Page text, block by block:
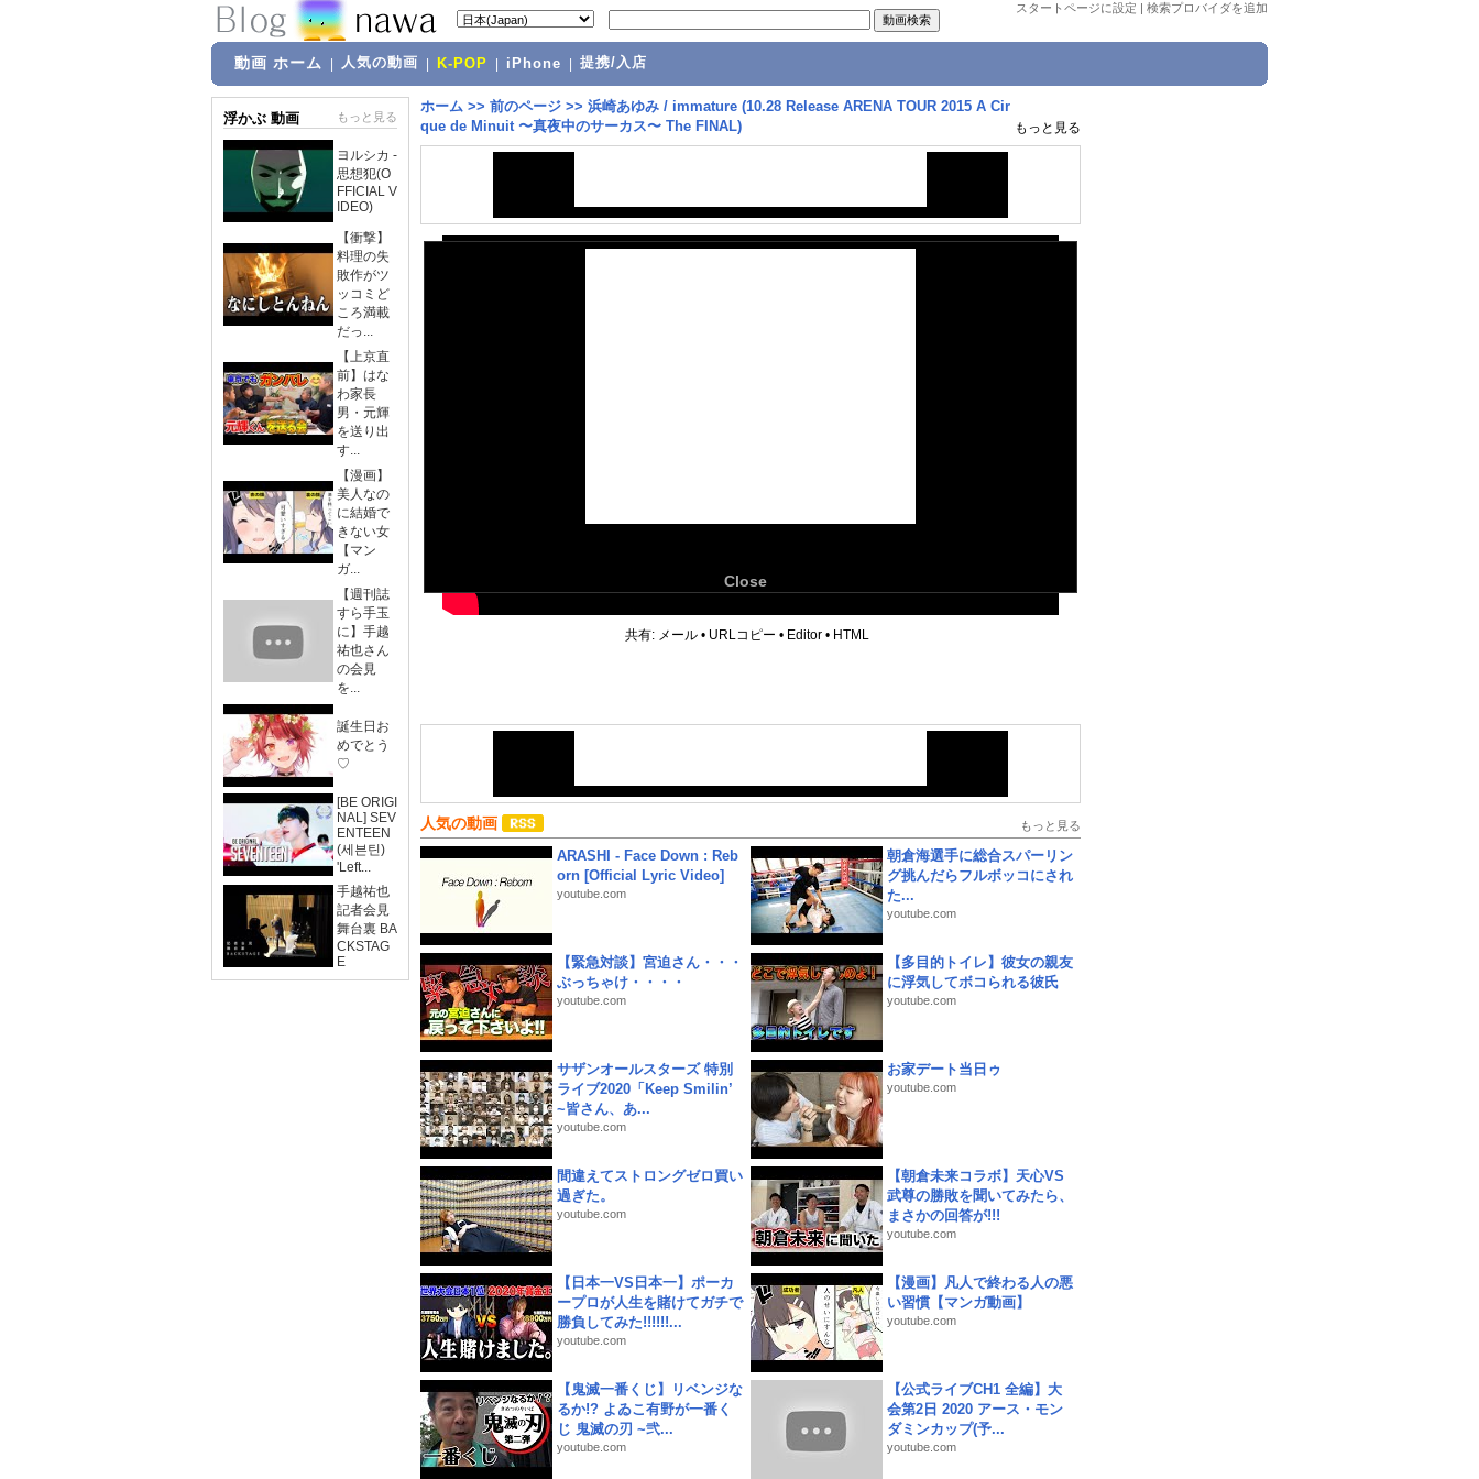
スタートページに設定 | 検索プロバイダを追加
動画 ホーム 人気の動画 K-POP iPhone 提携/入店
浮かぶ 動画 もっと見る
ヨルシカ -
思想犯(O
FFICIAL V
IDEO)
【衝撃】
料理の失
敗作がツ
ッコミど
ころ満載
だっ...
【上京直
前】はな
わ家長
男・元輝
を送り出
す...
【漫画】
美人なの
に結婚で
きない女
【マン
ガ...
【週刊誌
すら手玉
に】手越
祐也さん
の会見
を...
誕生日お
めでとう
♡
[BE ORIGI
NAL] SEV
ENTEEN
(세븐틴)
'Left...
手越祐也
記者会見
舞台裏 BA
CKSTAG
E
ホーム >> 前のページ >> 浜崎あゆみ / immature (10.28 Release ARENA TOUR 2015 A Cir
que de Minuit 〜真夜中のサーカス〜 The FINAL)
もっと見る
Close
共有: メール • URLコピー • Editor • HTML
人気の動画 もっと見る
ARASHI - Face Down : Reb
orn [Official Lyric Video]
youtube.com
朝倉海選手に総合スパーリン
グ挑んだらフルボッコにされ
た...
youtube.com
【緊急対談】宮迫さん・・・
ぶっちゃけ・・・・
youtube.com
【多目的トイレ】彼女の親友
に浮気してボコられる彼氏
youtube.com
サザンオールスターズ 特別
ライブ2020「Keep Smilin’
~皆さん、あ...
youtube.com
お家デート当日ゥ
youtube.com
間違えてストロングゼロ買い
過ぎた。
youtube.com
【朝倉未来コラボ】天心VS
武尊の勝敗を聞いてみたら、
まさかの回答が!!!
youtube.com
【日本一VS日本一】ポーカ
ープロが人生を賭けてガチで
勝負してみた!!!!!!...
youtube.com
【漫画】凡人で終わる人の悪
い習慣【マンガ動画】
youtube.com
【鬼滅一番くじ】リベンジな
るか!? よゐこ有野が一番く
じ 鬼滅の刃 ~弐...
youtube.com
【公式ライブCH1 全編】大
会第2日 2020 アース・モン
ダミンカップ(予...
youtube.com